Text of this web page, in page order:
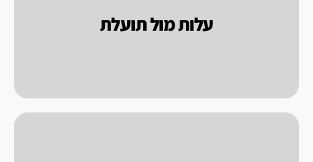
עלות מול תועלת
אנו בחברת פאקו בוחנים את המוצרים שאנו